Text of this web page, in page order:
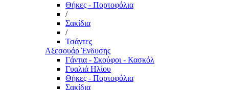
Θήκες - Πορτοφόλια
/
Σακίδια
/
Τσάντες
Αξεσουάρ Ένδυσης
Γάντια - Σκούφοι - Κασκόλ
Γυαλιά Ηλίου
Θήκες - Πορτοφόλια
Σακίδια